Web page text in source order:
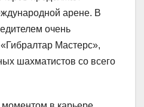
арене. В
очень
Мастерс»,
шахматистов со всего